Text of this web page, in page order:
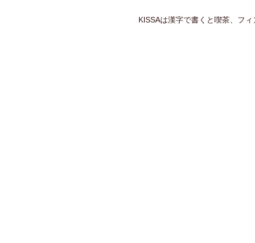
KISSAは漢字で書くと喫茶、フ